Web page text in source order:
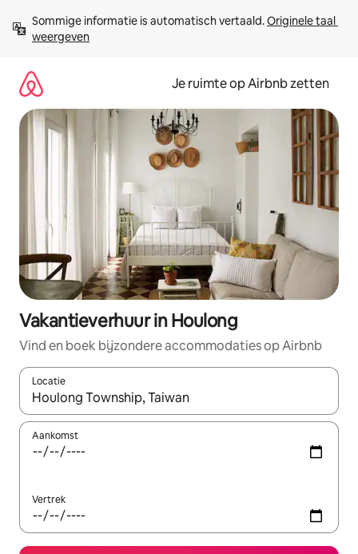
direct
naar
Sommige informatie is automatisch vertaald. Originele taal
weergeven
Je ruimte op Airbnb zetten
Vakantieverhuur in Houlong
Vind en boek bijzondere accommodaties op Airbnb
Locatie
Wanneer er suggesties beschikbaar zijn, maak je een keuze
Aankomst
Vertrek